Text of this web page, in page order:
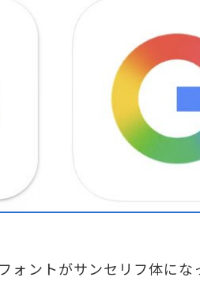
ォントがサンセリフ体に